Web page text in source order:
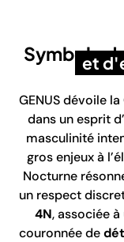
Symbole
et
GENUS dévoile la
dans un esprit
masculinité
gros enjeux à
Nocturne
un respect
4N, associée à
couronnée de